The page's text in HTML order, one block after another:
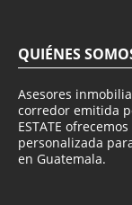
QUIÉNES
Asesores
corredor emitida
ESTATE
personalizada
en Guatemala.